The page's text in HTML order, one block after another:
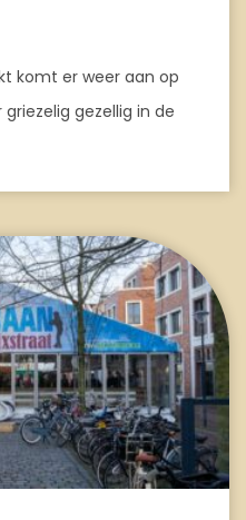
komt er weer aan op
gezellig in de